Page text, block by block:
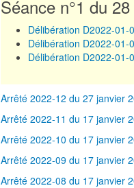
Séance n°1 du
Délibération D2022-01-
Délibération D2022-01-
Délibération D2022-01-
Arrêté 2022-12 du 27 janvier
Arrêté 2022-11 du 17 janvier
Arrêté 2022-10 du 17 janvier
Arrêté 2022-09 du 17 janvier
Arrêté 2022-08 du 17 janvier